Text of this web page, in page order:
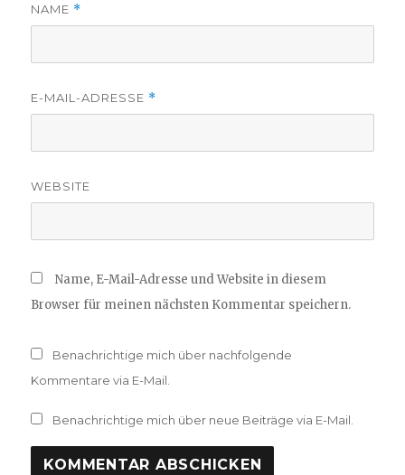
NAME *
E-MAIL-ADRESSE *
WEBSITE
Name, E-Mail-Adresse und Website in diesem
Browser für meinen nächsten Kommentar speichern.
Benachrichtige mich über nachfolgende
Kommentare via E-Mail.
Benachrichtige mich über neue Beiträge via E-Mail.